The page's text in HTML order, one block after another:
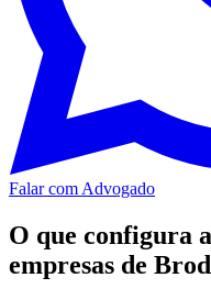
Falar com Advogado
O que configura
empresas de